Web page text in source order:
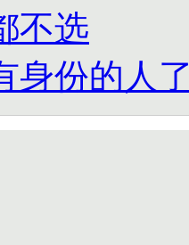
不选
身份的人了